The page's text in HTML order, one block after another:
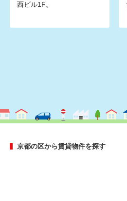
西ビル1F。
京都の区から賃貸物件を探す